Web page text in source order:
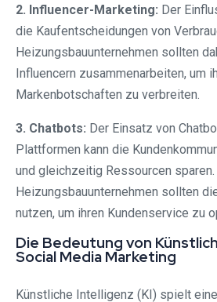
2. Influencer-Marketing: Der
die Kaufentscheidungen von
Heizungsbauunternehmen sollten
Influencern zusammenarbeiten, um
Markenbotschaften zu verbreiten.
3. Chatbots: Der Einsatz von
Plattformen kann die
und gleichzeitig Ressourcen sparen.
Heizungsbauunternehmen sollten
nutzen, um ihren Kundenservice zu
Die Bedeutung von
Social Media Marketing
Künstliche Intelligenz (KI) spielt